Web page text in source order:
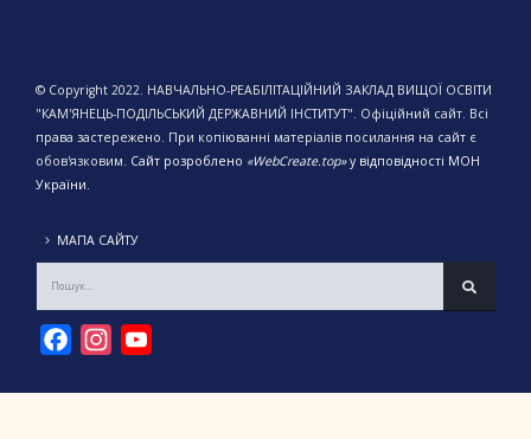
© Copyright 2022. НАВЧАЛЬНО-РЕАБІЛІТАЦІЙНИЙ ЗАКЛАД ВИЩОЇ ОСВІТИ
"КАМ'ЯНЕЦЬ-ПОДІЛЬСЬКИЙ ДЕРЖАВНИЙ ІНСТИТУТ". Офіційний сайт. Всі
права застережено. При копіюванні матеріалів посилання на сайт є
обов'язковим. Сайт розроблено «WebCreate.top»у відповідності МОН
України.
МАПА САЙТУ
FacebookInstagram